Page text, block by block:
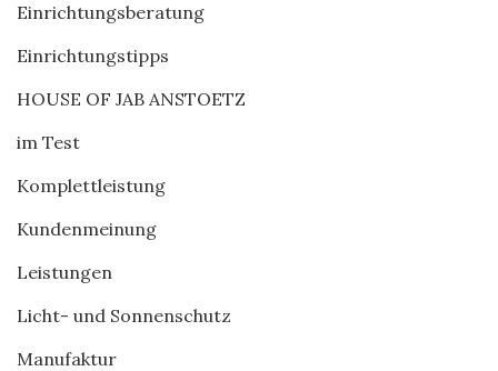
Einrichtungsberatung
Einrichtungstipps
HOUSE OF JAB ANSTOETZ
im Test
Komplettleistung
Kundenmeinung
Leistungen
Licht- und Sonnenschutz
Manufaktur